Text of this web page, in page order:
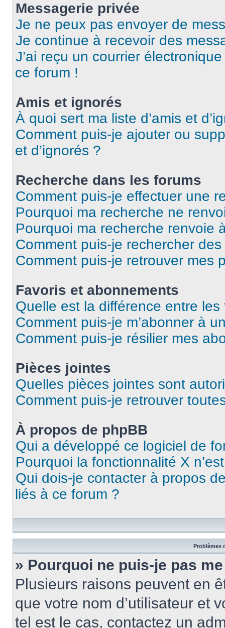
Messagerie privée
Je ne peux pas envoyer de
Je continue à recevoir des
J’ai reçu un courrier
ce forum !
Amis et ignorés
À quoi sert ma liste d’amis et
Comment puis-je ajouter ou
et d’ignorés ?
Recherche dans les forums
Comment puis-je effectuer une
Pourquoi ma recherche ne
Pourquoi ma recherche renvoie
Comment puis-je rechercher
Comment puis-je retrouver mes
Favoris et abonnements
Quelle est la différence entre
Comment puis-je m’abonner à
Comment puis-je résilier mes
Pièces jointes
Quelles pièces jointes sont
Comment puis-je retrouver
À propos de phpBB
Qui a développé ce logiciel de
Pourquoi la fonctionnalité X
Qui dois-je contacter à propos
liés à ce forum ?
Problèmes
» Pourquoi ne puis-je pas
Plusieurs raisons peuvent en
que votre nom d’utilisateur et
tel est le cas, contactez un